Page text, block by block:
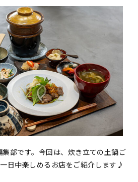
部です。今回は、炊き立ての土鍋ご
日中楽しめるお店をご紹介します♪